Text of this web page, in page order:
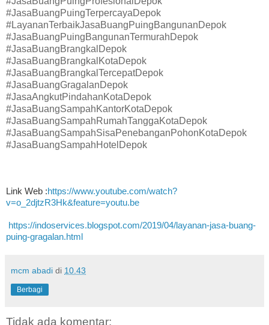
#JasaBuangPuingTerpercayaDepok
#LayananTerbaikJasaBuangPuingBangunanDepok
#JasaBuangPuingBangunanTermurahDepok
#JasaBuangBrangkalDepok
#JasaBuangBrangkalKotaDepok
#JasaBuangBrangkalTercepatDepok
#JasaBuangGragalanDepok
#JasaAngkutPindahanKotaDepok
#JasaBuangSampahKantorKotaDepok
#JasaBuangSampahRumahTanggaKotaDepok
#JasaBuangSampahSisaPenebanganPohonKotaDepok
#JasaBuangSampahHotelDepok
Link Web :https://www.youtube.com/watch?
v=o_2djtzR3Hk&feature=youtu.be
https://indoservices.blogspot.com/2019/04/layanan-jasa-buang-
puing-gragalan.html
mcm abadi di 10.43
Berbagi
Tidak ada komentar: